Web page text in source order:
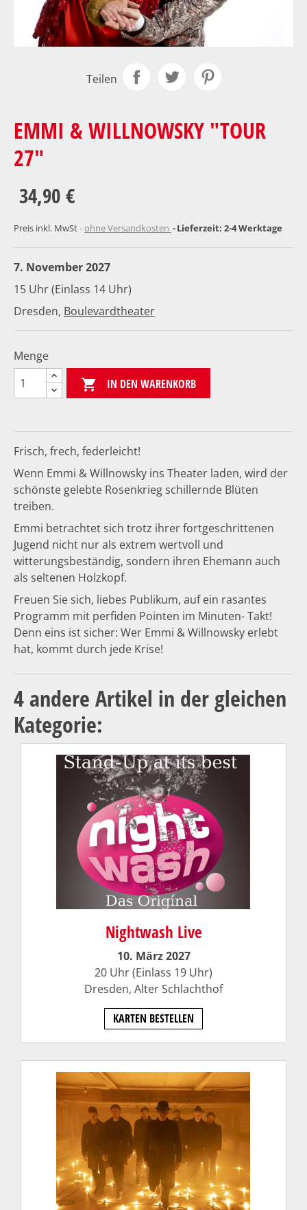
Teilen
EMMI & WILLNOWSKY "TOUR
27"
34,90 €
Preis inkl. MwSt ohne Versandkosten Lieferzeit: 2-4 Werktage
7. November 2027
15 Uhr (Einlass 14 Uhr)
Dresden, Boulevardtheater
Menge
 IN DEN WARENKORB
Frisch, frech, federleicht!
Wenn Emmi & Willnowsky ins Theater laden, wird der
schönste gelebte Rosenkrieg schillernde Blüten
treiben.
Emmi betrachtet sich trotz ihrer fortgeschrittenen
Jugend nicht nur als extrem wertvoll und
witterungsbeständig, sondern ihren Ehemann auch
als seltenen Holzkopf.
Freuen Sie sich, liebes Publikum, auf ein rasantes
Programm mit perfiden Pointen im Minuten- Takt!
Denn eins ist sicher: Wer Emmi & Willnowsky erlebt
hat, kommt durch jede Krise!
4 andere Artikel in der gleichen
Kategorie:
Nightwash Live
10. März 2027
20 Uhr (Einlass 19 Uhr)
Dresden, Alter Schlachthof
KARTEN BESTELLEN